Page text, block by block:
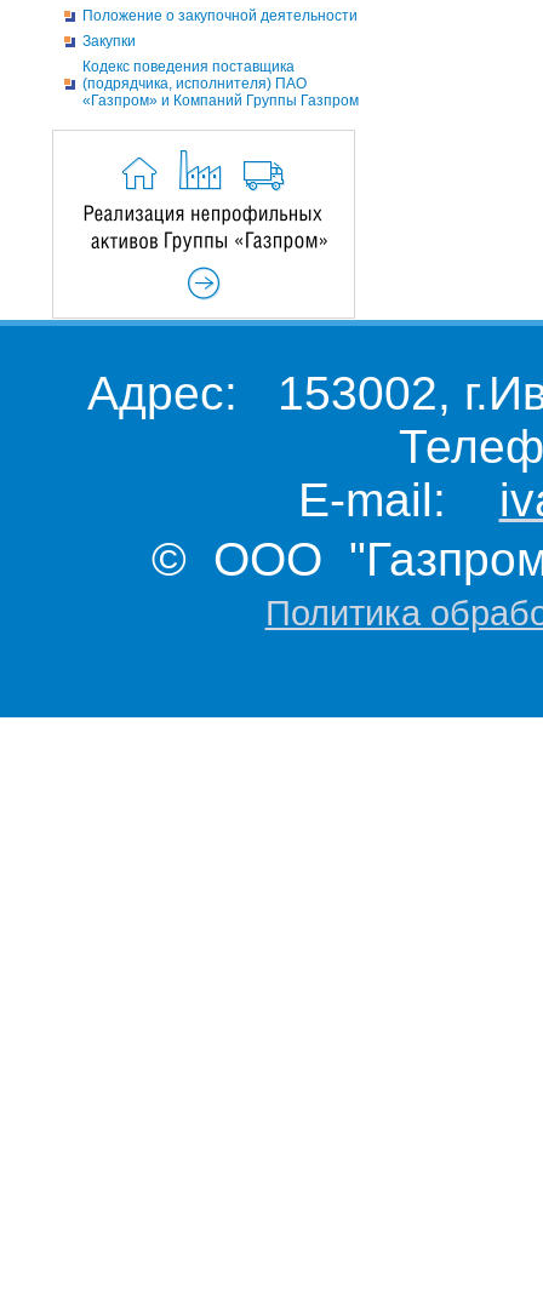
Положение о закупочной деятельности
Закупки
Кодекс поведения поставщика
(подрядчика, исполнителя) ПАО
«Газпром» и Компаний Группы Газпром
Адрес: 153002,
E-mail:
© ООО "Газпром
Политика